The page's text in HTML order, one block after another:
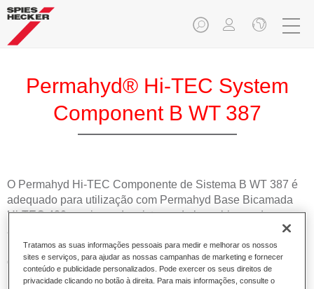
Permahyd® Hi-TEC System
Component B WT 387
O Permahyd Hi-TEC Componente de Sistema B WT 387 é
adequado para utilização com Permahyd Base Bicamada
Hi-TEC 480, um inovador sistema de base bicamada
aquosa. Este sistema de mistura contém todas as cores
lisas e de efeito necessárias para a repintura de alta
qualidade de veículos automóveis de passageiros.
Tratamos as suas informações pessoais para medir e melhorar os nossos
sites e serviços, para ajudar as nossas campanhas de marketing e fornecer
conteúdo e publicidade personalizados. Pode exercer os seus direitos de
privacidade clicando no botão à direita. Para mais informações, consulte o